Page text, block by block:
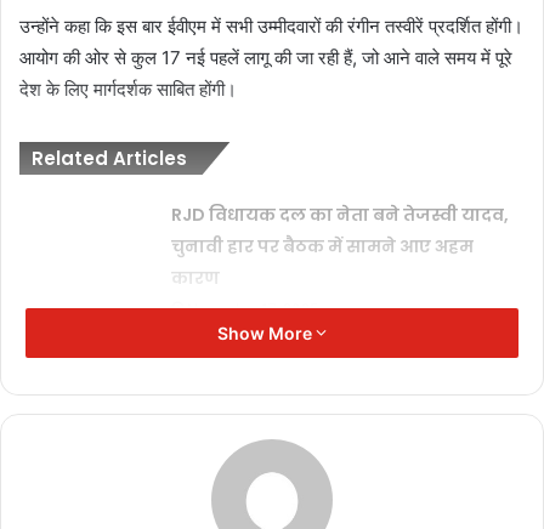
उन्होंने कहा कि इस बार ईवीएम में सभी उम्मीदवारों की रंगीन तस्वीरें प्रदर्शित होंगी।
आयोग की ओर से कुल 17 नई पहलें लागू की जा रही हैं, जो आने वाले समय में पूरे
देश के लिए मार्गदर्शक साबित होंगी।
Related Articles
RJD विधायक दल का नेता बने तेजस्वी यादव,
चुनावी हार पर बैठक में सामने आए अहम
कारण
November 17, 2025
शिक्षक भर्ती घोटाला: पूर्व शिक्षा मंत्री पार्थ चटर्जी
को मिली ज़मानत, दो साल बाद जेल से रिहाई
India vs Australia: आखिरी टी20 रद्द, भारत
ने सीरीज 2-1 से अपने नाम की
Show More